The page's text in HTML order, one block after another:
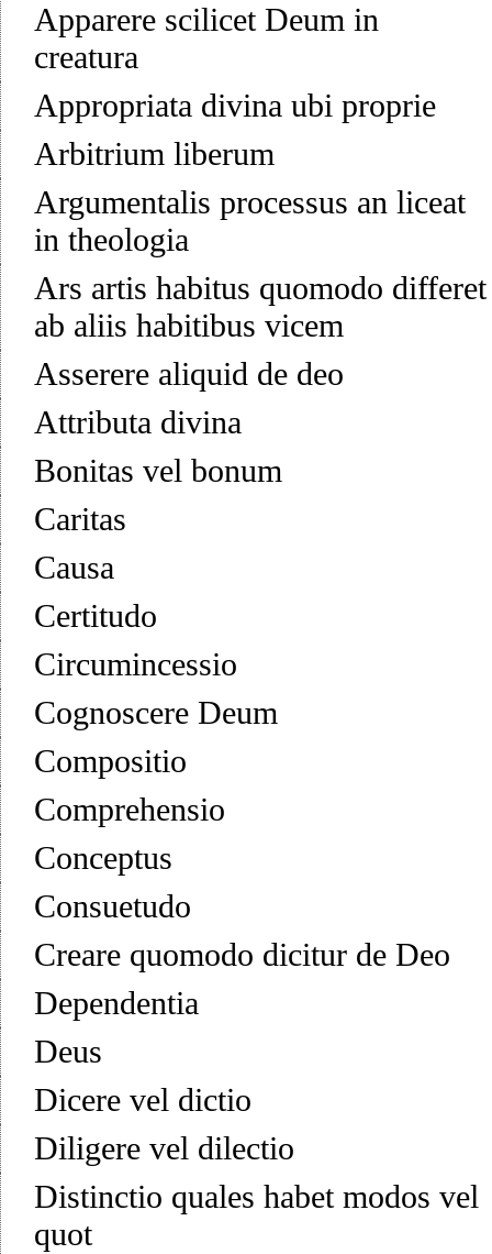
Apparere scilicet Deum in
creatura
Appropriata divina ubi proprie
Arbitrium liberum
Argumentalis processus an liceat
in theologia
Ars artis habitus quomodo differet
ab aliis habitibus vicem
Asserere aliquid de deo
Attributa divina
Bonitas vel bonum
Caritas
Causa
Certitudo
Circumincessio
Cognoscere Deum
Compositio
Comprehensio
Conceptus
Consuetudo
Creare quomodo dicitur de Deo
Dependentia
Deus
Dicere vel dictio
Diligere vel dilectio
Distinctio quales habet modos vel
quot